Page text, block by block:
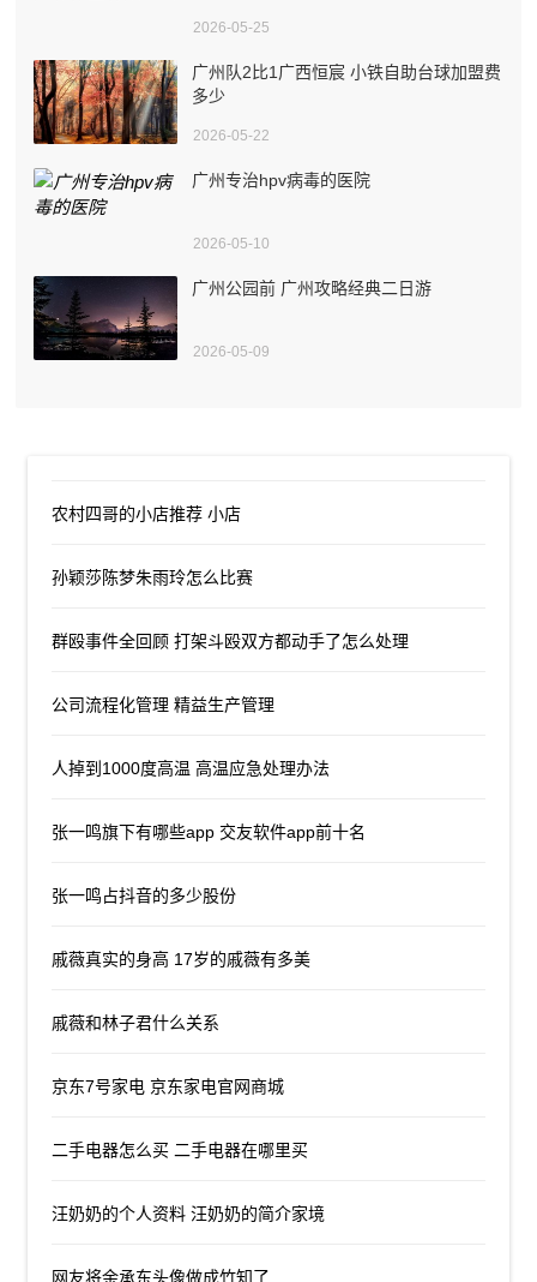
2026-05-25
广州队2比1广西恒宸 小铁自助台球加盟费
多少
2026-05-22
广州专治hpv病毒的医院
2026-05-10
广州公园前 广州攻略经典二日游
2026-05-09
农村四哥的小店推荐 小店
孙颖莎陈梦朱雨玲怎么比赛
群殴事件全回顾 打架斗殴双方都动手了怎么处理
公司流程化管理 精益生产管理
人掉到1000度高温 高温应急处理办法
张一鸣旗下有哪些app 交友软件app前十名
张一鸣占抖音的多少股份
戚薇真实的身高 17岁的戚薇有多美
戚薇和林子君什么关系
京东7号家电 京东家电官网商城
二手电器怎么买 二手电器在哪里买
汪奶奶的个人资料 汪奶奶的简介家境
网友将余承东头像做成竹知了